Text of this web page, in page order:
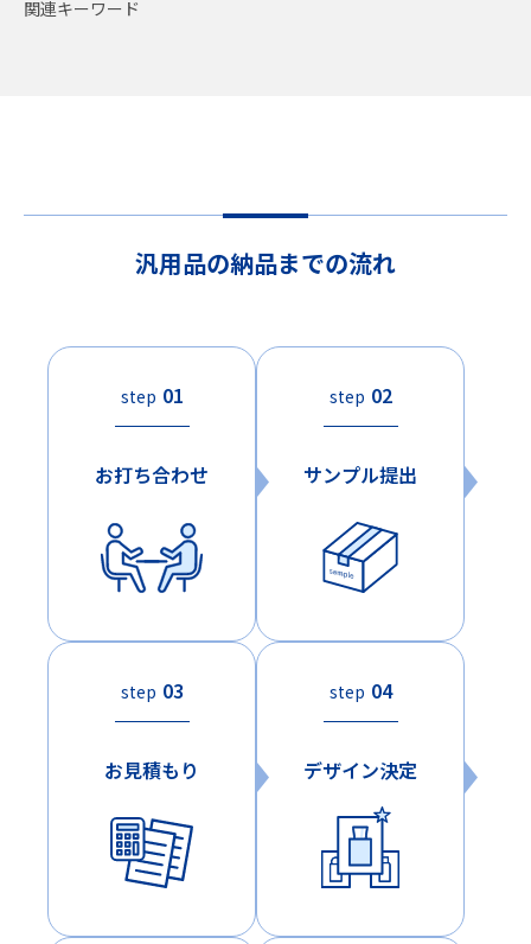
関連キーワード
汎用品の納品までの流れ
step 01
お打ち合わせ
step 02
サンプル提出
step 03
お見積もり
step 04
デザイン決定